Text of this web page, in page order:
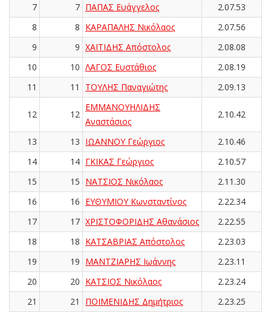
7
7 ΠΑΠΑΣ Ευάγγελος
2.07.53
8
8 ΚΑΡΑΠΑΛΗΣ Νικόλαος
2.07.56
9
9 ΧΑΪΤΙΔΗΣ Απόστολος
2.08.08
10
10 ΛΑΓΟΣ Ευστάθιος
2.08.19
11
11 ΤΟΥΛΗΣ Παναγιώτης 2.09.13
12 12
ΕΜΜΑΝΟΥΗΛΙΔΗΣ
Αναστάσιος
2.10.42
13 13 ΙΩΑΝΝΟΥ Γεώργιος
2.10.46
14
14 ΓΚΙΚΑΣ Γεώργιος
2.10.57
15
15 ΝΑΤΣΙΟΣ Νικόλαος
2.11.30
16
16 ΕΥΘΥΜΙΟΥ Κωνσταντίνος
2.22.34
17
17 ΧΡΙΣΤΟΦΟΡΙΔΗΣ Αθανάσιος
2.22.55
18
18 ΚΑΤΣΑΒΡΙΑΣ Απόστολος
2.23.03
19
19 ΜΑΝΤΖΙΑΡΗΣ Ιωάννης
2.23.11
20
20 ΚΑΤΣΙΟΣ Νικόλαος
2.23.24
21
21 ΠΟΙΜΕΝΙΔΗΣ Δημήτριος
2.23.25